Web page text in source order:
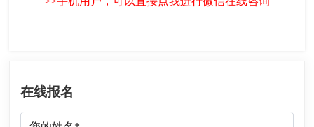
在线报名